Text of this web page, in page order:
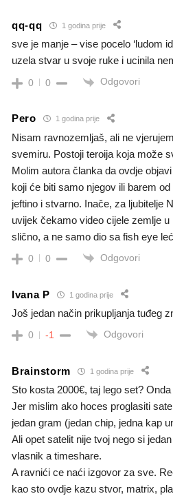
qq-qq 1 godina prije
sve je manje – vise pocelo ‘ludom
uzela stvar u svoje ruke i ucinila
0 0 Odgovori
Pero 1 godina prije
Nisam ravnozemljaš, ali ne
svemiru. Postoji teroija koja može
Molim autora članka da ovdje
koji će biti samo njegov ili barem
jeftino i stvarno. Inače, za ljubitelje
uvijek čekamo video cijele zemlje
slično, a ne samo dio sa fish eye
0 0 Odgovori
Ivana P 1 godina prije
Još jedan način prikupljanja tuđeg
0 -1 Odgovori
Brainstorm 1 godina prije
Sto kosta 2000€, taj lego set?
Jer mislim ako hoces proglasiti
jedan gram (jedan chip, jedna kap
Ali opet satelit nije tvoj nego si
vlasnik a timeshare.
A ravnići ce naći izgovor za sve.
kao sto ovdje kazu stvor, matrix,